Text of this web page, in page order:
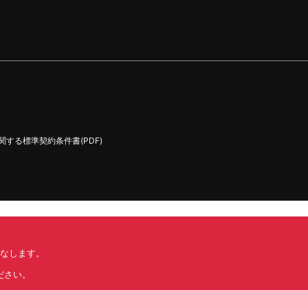
する標準契約条件書(PDF)
します。
い。